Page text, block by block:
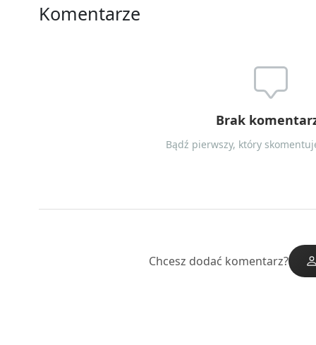
Komentarze
Brak
Bądź pierwszy, który
Chcesz dodać komentarz?